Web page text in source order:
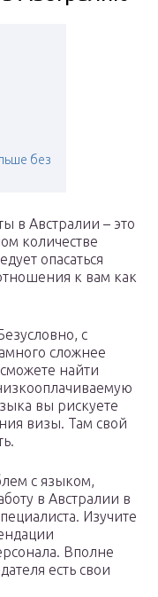
без
в Австралии – это
количестве
опасаться
к вам как
с
сложнее
найти
вы рискуете
визы. Там свой
с языком,
в Австралии в
Изучите
Вполне
есть свои